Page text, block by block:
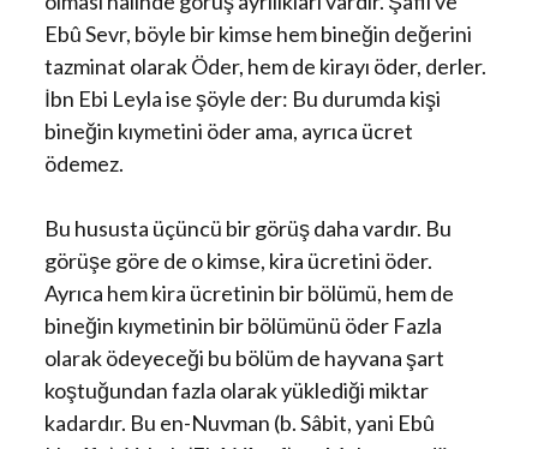
Ebû Sevr, böyle bir kimse hem bineğin değerini
tazminat olarak Öder, hem de kirayı öder, derler.
İbn Ebi Leyla ise şöyle der: Bu durumda kişi
bineğin kıymetini öder ama, ayrıca ücret
ödemez.
Bu hususta üçüncü bir görüş daha vardır. Bu
görüşe göre de o kimse, kira ücretini öder.
Ayrıca hem kira ücretinin bir bölümü, hem de
bineğin kıymetinin bir bölümünü öder Fazla
olarak ödeyeceği bu bölüm de hayvana şart
koştuğundan fazla olarak yüklediği miktar
kadardır. Bu en-Nuvman (b. Sâbit, yani Ebû